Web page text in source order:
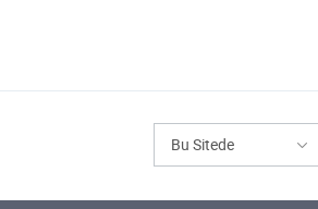
Bu Sitede